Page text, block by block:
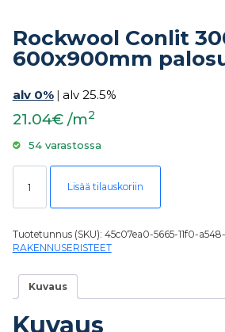
Rockwool Conlit
600x900mm
alv 0% | alv 25.5%
21.04€ /m2
54 varastossa
Rockwool Conlit 300 20mm 600x900mm
Lisää tilauskoriin
Tuotetunnus (SKU): 45c07ea0-5665-11f0-
RAKENNUSERISTEET
Kuvaus
Kuvaus